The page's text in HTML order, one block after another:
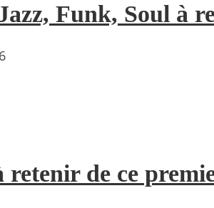
Funk, Soul à
retenir de ce